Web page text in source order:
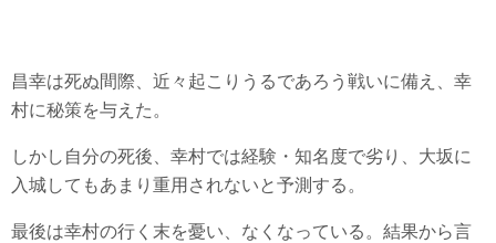
昌幸は死ぬ間際、近々起こりうるであろう戦いに備え、幸
村に秘策を与えた。
しかし自分の死後、幸村では経験・知名度で劣り、大坂に
入城してもあまり重用されないと予測する。
最後は幸村の行く末を憂い、なくなっている。結果から言